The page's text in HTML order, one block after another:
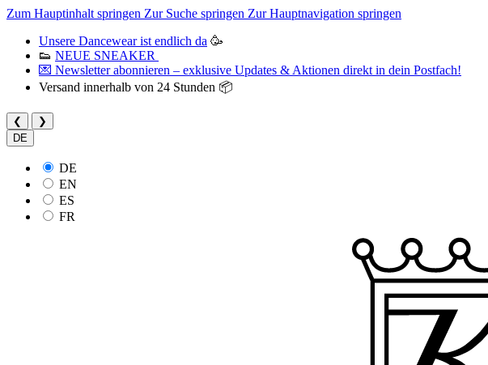
Zum Hauptinhalt springen Zur Suche springen Zur Hauptnavigation springen
Unsere Dancewear ist endlich da 🥳
👟 NEUE SNEAKER
💌 Newsletter abonnieren – exklusive Updates & Aktionen direkt in dein Postfach!
Versand innerhalb von 24 Stunden 📦
❮
❯
DE
DE
EN
ES
FR